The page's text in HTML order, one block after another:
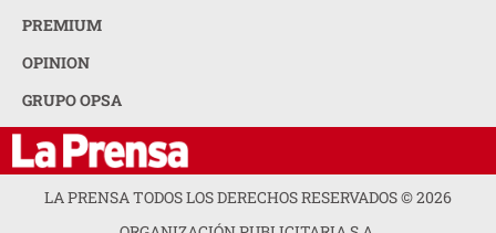
PREMIUM
OPINION
GRUPO OPSA
LA PRENSA TODOS LOS DERECHOS RESERVADOS ©2026